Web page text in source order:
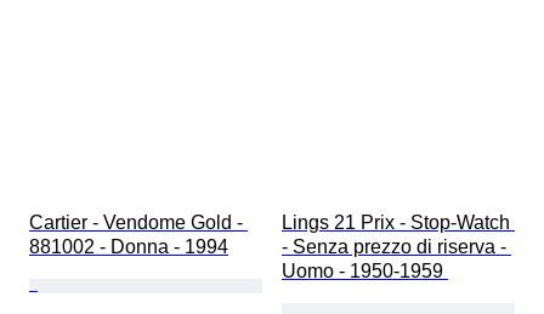
Cartier - Vendome Gold -
881002 - Donna - 1994
Lings 21 Prix - Stop-Watch
- Senza prezzo di riserva -
Uomo - 1950-1959